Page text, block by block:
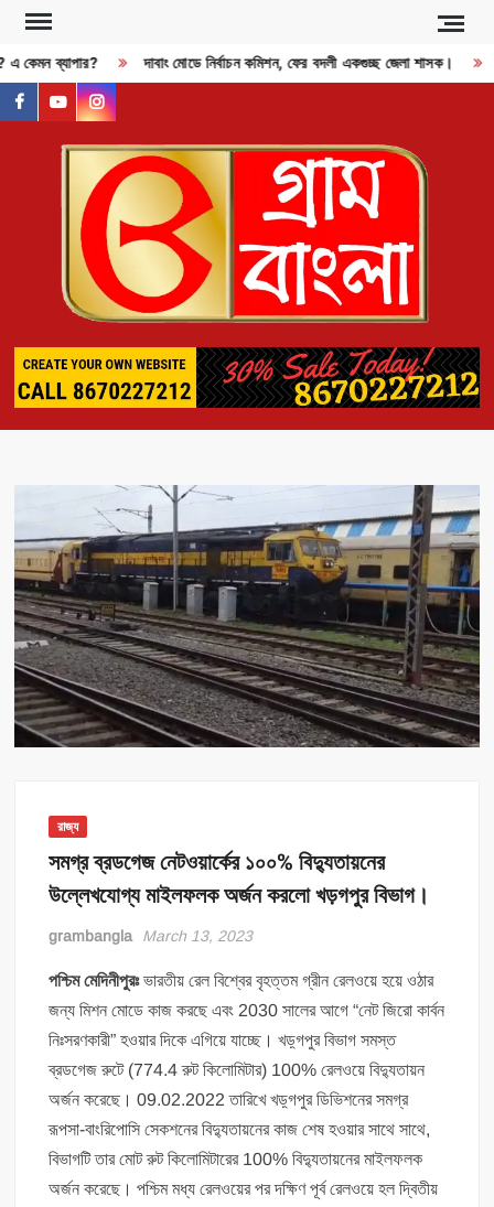
Skip
content
এ কেমন ব্যাপার? দাবাং মোডে নির্বাচন কমিশন, ফের বদলী একগুচ্ছ জেলা শাসক।
facebook
youtubeinstagram
রাজ্য
সমগ্র ব্রডগেজ নেটওয়ার্কের ১০০% বিদ্যুতায়নের
উল্লেখযোগ্য মাইলফলক অর্জন করলো খড়গপুর বিভাগ।
grambangla March 13, 2023
পশ্চিম মেদিনীপুরঃভারতীয় রেল বিশ্বের বৃহত্তম গ্রীন রেলওয়ে হয়ে ওঠার
জন্য মিশন মোডে কাজ করছে এবং 2030 সালের আগে “নেট জিরো কার্বন
নিঃসরণকারী” হওয়ার দিকে এগিয়ে যাচ্ছে। খড়্গপুর বিভাগ সমস্ত
ব্রডগেজ রুটে (774.4 রুট কিলোমিটার) 100% রেলওয়ে বিদ্যুতায়ন
অর্জন করেছে। 09.02.2022 তারিখে খড়্গপুর ডিভিশনের সমগ্র
রূপসা-বাংরিপোসি সেকশনের বিদ্যুতায়নের কাজ শেষ হওয়ার সাথে সাথে,
বিভাগটি তার মোট রুট কিলোমিটারের 100% বিদ্যুতায়নের মাইলফলক
অর্জন করেছে। পশ্চিম মধ্য রেলওয়ের পর দক্ষিণ পূর্ব রেলওয়ে হল দ্বিতীয়